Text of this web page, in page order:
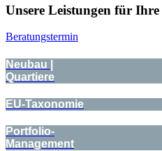
Unsere Leistungen für
Beratungstermin
Neubau |
Quartiere
EU-Taxonomie
Portfolio-
Management